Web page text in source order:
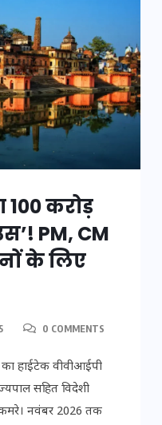
100 करोड़
PM, CM
के लिए
0 COMMENTS
का हाईटेक वीवीआईपी
सहित विदेशी
नवंबर 2026 तक